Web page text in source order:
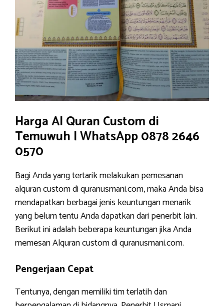
Harga Al Quran Custom di
Temuwuh | WhatsApp 0878 2646
0570
Bagi Anda yang tertarik melakukan pemesanan
alquran custom di quranusmani.com, maka Anda bisa
mendapatkan berbagai jenis keuntungan menarik
yang belum tentu Anda dapatkan dari penerbit lain.
Berikut ini adalah beberapa keuntungan jika Anda
memesan Alquran custom di quranusmani.com.
Pengerjaan Cepat
Tentunya, dengan memiliki tim terlatih dan